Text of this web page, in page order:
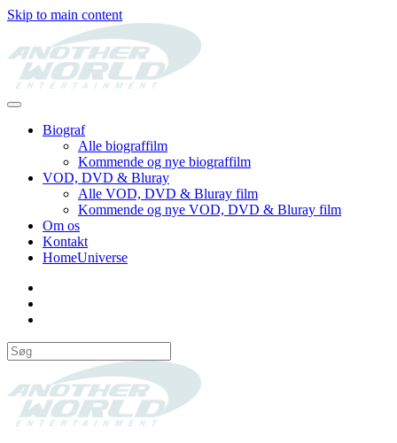
Skip to main content
Biograf
Alle biograffilm
Kommende og nye biograffilm
VOD, DVD & Bluray
Alle VOD, DVD & Bluray film
Kommende og nye VOD, DVD & Bluray film
Om os
Kontakt
HomeUniverse